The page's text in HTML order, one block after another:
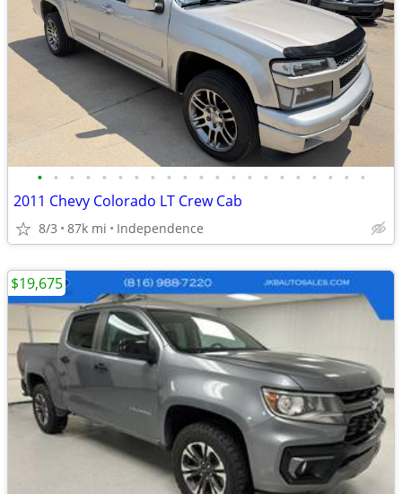
• • • • • • • • • • • • • • • • • • • • •
2011 Chevy Colorado LT Crew Cab
8/3 87k mi Independence
$19,675